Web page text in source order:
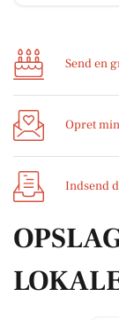
Send en
Opret
Indsend